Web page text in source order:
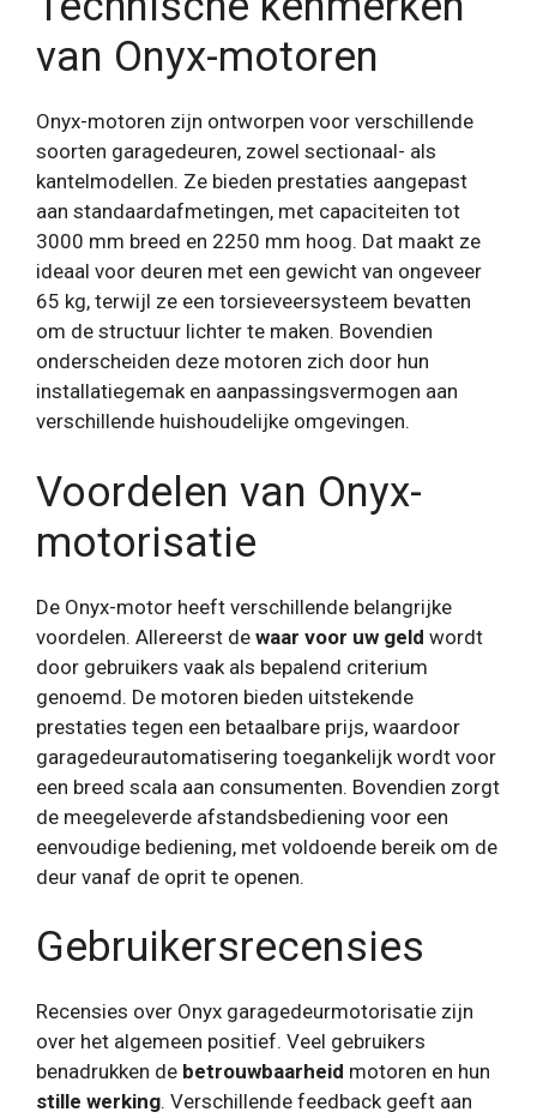
van Onyx-motoren
Onyx-motoren zijn ontworpen voor verschillende
soorten garagedeuren, zowel sectionaal- als
kantelmodellen. Ze bieden prestaties aangepast
aan standaardafmetingen, met capaciteiten tot
3000 mm breed en 2250 mm hoog. Dat maakt ze
ideaal voor deuren met een gewicht van ongeveer
65 kg, terwijl ze een torsieveersysteem bevatten
om de structuur lichter te maken. Bovendien
onderscheiden deze motoren zich door hun
installatiegemak en aanpassingsvermogen aan
verschillende huishoudelijke omgevingen.
Voordelen van Onyx-
motorisatie
De Onyx-motor heeft verschillende belangrijke
voordelen. Allereerst de waar voor uw geld wordt
door gebruikers vaak als bepalend criterium
genoemd. De motoren bieden uitstekende
prestaties tegen een betaalbare prijs, waardoor
garagedeurautomatisering toegankelijk wordt voor
een breed scala aan consumenten. Bovendien zorgt
de meegeleverde afstandsbediening voor een
eenvoudige bediening, met voldoende bereik om de
deur vanaf de oprit te openen.
Gebruikersrecensies
Recensies over Onyx garagedeurmotorisatie zijn
over het algemeen positief. Veel gebruikers
benadrukken de betrouwbaarheid motoren en hun
stille werking. Verschillende feedback geeft aan